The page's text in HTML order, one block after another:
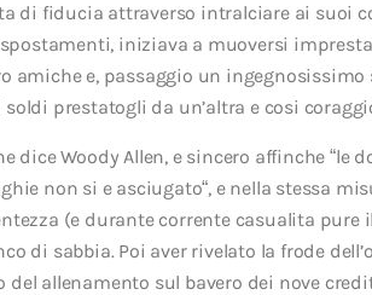
di fiducia attraverso intralciare ai suoi
iniziava a muoversi
amiche e, passaggio un
prestatogli da un’altra e cosi
dice Woody Allen, e sincero affinche
non si e asciugato“, e nella stessa
(e durante corrente casualita
di sabbia. Poi aver rivelato la frode
del allenamento sul bavero dei nove